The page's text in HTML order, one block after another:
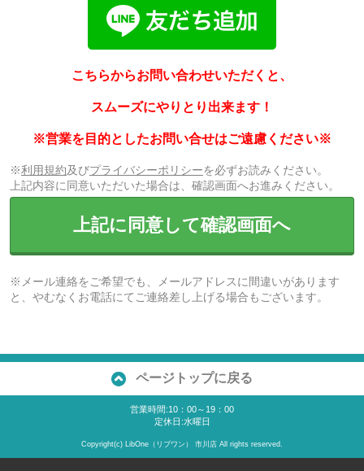
こちらからお問い合わせいただくと、
スムーズにやりとり出来ます！
※営業を目的としたお問い合せはご遠慮ください※
※利用規約及びプライバシーポリシーを必ずお読みください。
上記内容に同意いただいた場合は、確認画面へお進みください。
上記に同意して確認画面へ
※メール連絡をご希望でも、メールアドレスに間違いがあります
と、やむなくお電話にてご連絡差し上げる場合もございます。
ページトップに戻る
営業時間:10：00～19：00
定休日:水曜日
Copyright(c) LibOne（リブワン） 市川店 All rights reserved.